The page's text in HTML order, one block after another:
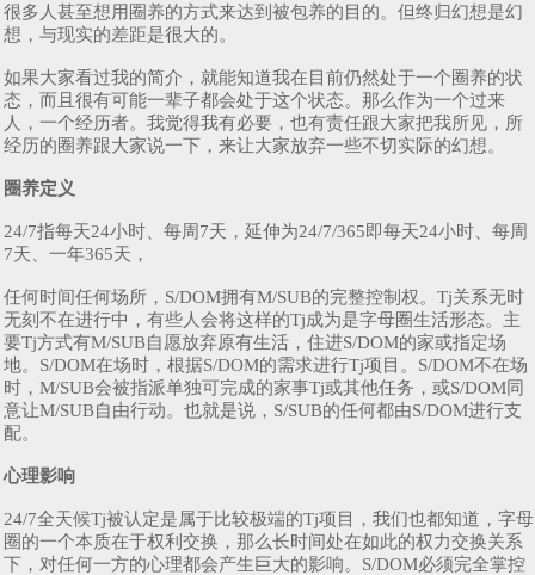
很多人甚至想用圈养的方式来达到被包养的目的。但终归幻想是幻
想，与现实的差距是很大的。
如果大家看过我的简介，就能知道我在目前仍然处于一个圈养的状
态，而且很有可能一辈子都会处于这个状态。那么作为一个过来
人，一个经历者。我觉得我有必要，也有责任跟大家把我所见，所
经历的圈养跟大家说一下，来让大家放弃一些不切实际的幻想。
圈养定义
24/7指每天24小时、每周7天，延伸为24/7/365即每天24小时、每周
7天、一年365天，
任何时间任何场所，S/DOM拥有M/SUB的完整控制权。Tj关系无时
无刻不在进行中，有些人会将这样的Tj成为是字母圈生活形态。主
要Tj方式有M/SUB自愿放弃原有生活，住进S/DOM的家或指定场
地。S/DOM在场时，根据S/DOM的需求进行Tj项目。S/DOM不在场
时，M/SUB会被指派单独可完成的家事Tj或其他任务，或S/DOM同
意让M/SUB自由行动。也就是说，S/SUB的任何都由S/DOM进行支
配。
心理影响
24/7全天候Tj被认定是属于比较极端的Tj项目，我们也都知道，字母
圈的一个本质在于权利交换，那么长时间处在如此的权力交换关系
下，对任何一方的心理都会产生巨大的影响。S/DOM必须完全掌控